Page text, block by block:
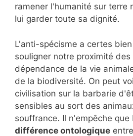
ramener l'humanité sur terre
lui garder toute sa dignité.
L'anti-spécisme a certes
souligner notre proximité
dépendance de la vie
de la biodiversité. On peut
civilisation sur la barbarie
sensibles au sort des
souffrance. Il n'empêche que
différence ontologique